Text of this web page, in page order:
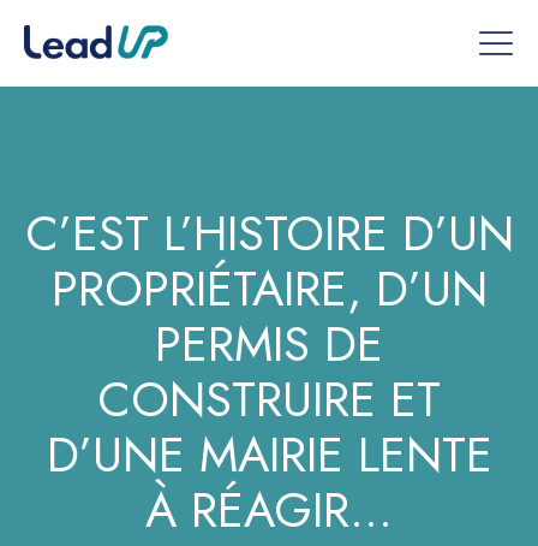
C’EST L’HISTOIRE D’UN
PROPRIÉTAIRE, D’UN
PERMIS DE
CONSTRUIRE ET
D’UNE MAIRIE LENTE
À RÉAGIR…